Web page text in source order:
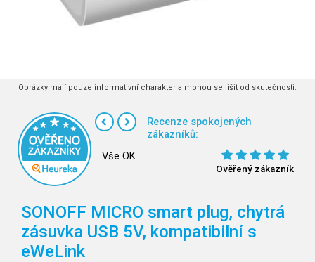
Obrázky mají pouze informativní charakter a mohou se lišit od skutečnosti.
Recenze spokojených
zákazníků:
Vše OK
Ověřený zákazník
SONOFF MICRO smart plug, chytrá
zásuvka USB 5V, kompatibilní s
eWeLink